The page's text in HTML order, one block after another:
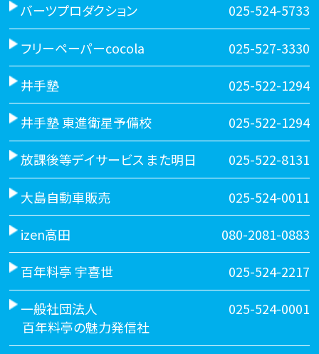
バーツプロダクション 025-524-5733
フリーペーパーcocola 025-527-3330
井手塾 025-522-1294
井手塾 東進衛星予備校 025-522-1294
放課後等デイサービス また明日 025-522-8131
大島自動車販売 025-524-0011
izen高田 080-2081-0883
百年料亭 宇喜世 025-524-2217
一般社団法人
百年料亭の魅力発信社
025-524-0001